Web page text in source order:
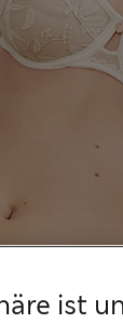
ist